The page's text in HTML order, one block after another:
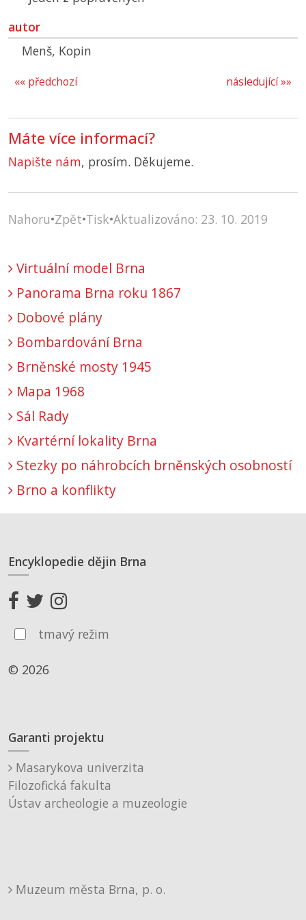
autor
Menš, Kopin
následující »»
«« předchozí
Máte více informací?
Napište nám, prosím. Děkujeme.
Nahoru•Zpět•Tisk•Aktualizováno: 23. 10. 2019
Virtuální model Brna
Panorama Brna roku 1867
Dobové plány
Bombardování Brna
Brněnské mosty 1945
Mapa 1968
Sál Rady
Kvartérní lokality Brna
Stezky po náhrobcích brněnských osobností
Brno a konflikty
Encyklopedie dějin Brna
tmavý režim
© 2026
Garanti projektu
Masarykova univerzita
Filozofická fakulta
Ústav archeologie a muzeologie
Muzeum města Brna, p. o.